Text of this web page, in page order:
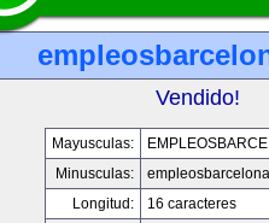
Vendido!
Mayusculas:
Minusculas:
Longitud:
16 caracteres